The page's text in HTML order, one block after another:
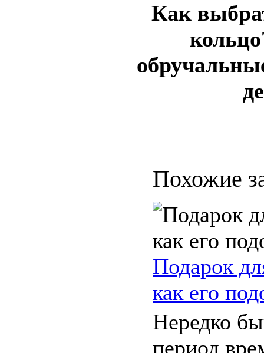
Как
Похожие
Подарок
как его
Нередко
период